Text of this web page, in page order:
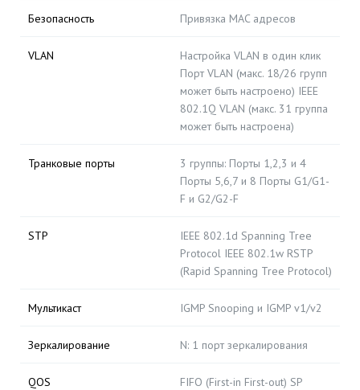
Безопасность Привязка MAC адресов
VLAN
Настройка VLAN в один клик
Порт VLAN (макс. 18/26 групп
может быть настроено) IEEE
802.1Q VLAN (макс. 31 группа
может быть настроена)
Транковые порты
3 группы: Порты 1,2,3 и 4
Порты 5,6,7 и 8 Порты G1/G1-
F и G2/G2-F
STP
IEEE 802.1d Spanning Tree
Protocol IEEE 802.1w RSTP
(Rapid Spanning Tree Protocol)
Мультикаст IGMP Snooping и IGMP v1/v2
Зеркалирование N: 1 порт зеркалирования
QOS
FIFO (First-in First-out) SP